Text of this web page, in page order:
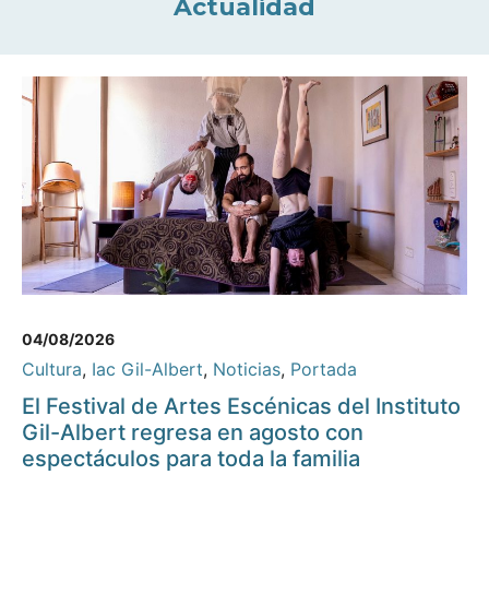
Actualidad
04/08/2026
Cultura, Iac Gil-Albert, Noticias, Portada
El Festival de Artes Escénicas del Instituto
Gil-Albert regresa en agosto con
espectáculos para toda la familia